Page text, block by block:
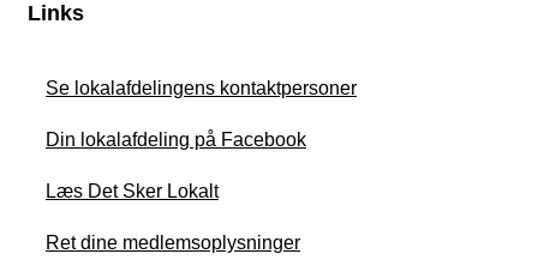
Links
Se lokalafdelingens kontaktpersoner
Din lokalafdeling på Facebook
Læs Det Sker Lokalt
Ret dine medlemsoplysninger